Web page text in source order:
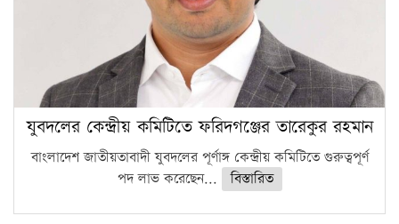
যুবদলের কেন্দ্রীয় কমিটিতে ফরিদগঞ্জের তারেকুর রহমান
বাংলাদেশ জাতীয়তাবাদী যুবদলের পূর্ণাঙ্গ কেন্দ্রীয় কমিটিতে গুরুত্বপূর্ণ
পদ লাভ করেছেন...
বিস্তারিত